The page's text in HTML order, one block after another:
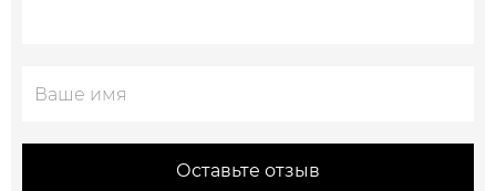
Оставьте отзыв